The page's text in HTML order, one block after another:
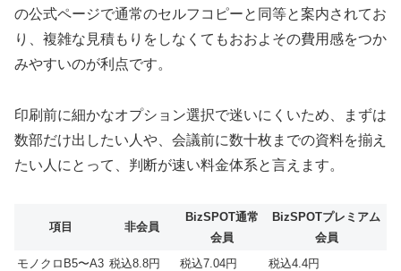
の公式ページで通常のセルフコピーと同等と案内されてお
り、複雑な見積もりをしなくてもおおよその費用感をつか
みやすいのが利点です。
印刷前に細かなオプション選択で迷いにくいため、まずは
数部だけ出したい人や、会議前に数十枚までの資料を揃え
たい人にとって、判断が速い料金体系と言えます。
項目 非会員
BizSPOT通常
会員
BizSPOTプレミアム
会員
モノクロB5〜A3 税込8.8円 税込7.04円
税込4.4円